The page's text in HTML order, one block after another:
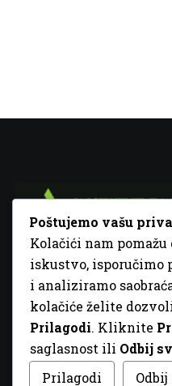
Fra Ivana Jukića br. 2,
+387 32 448 001
info@inz.ba
http://www.inz.ba
© 2026 Sva prava
Poštujemo vašu
Kolačići nam pomažu
iskustvo, isporučimo
i analiziramo
kolačiće želite
Prilagodi. Kliknite
saglasnost ili Odbij
Prilagodi
Odbij